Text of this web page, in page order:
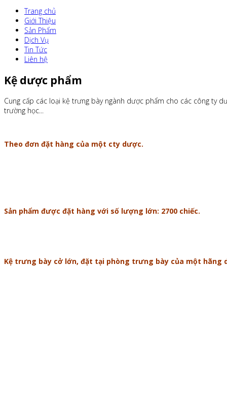
Trang chủ
Giới Thiệu
Sản Phẩm
Dịch Vụ
Tin Tức
Liên hệ
Kệ dược phẩm
Cung cấp các loại kệ trưng bày ngành dược phẩm cho các công ty
trường học...
Theo đơn đặt hàng của một cty dược.
Sản phẩm được đặt hàng với số lượng lớn: 2700 chiếc.
Kệ trưng bày cở lớn, đặt tại phòng trưng bày của một hãng